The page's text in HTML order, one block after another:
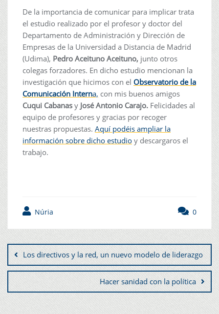
De la importancia de comunicar para implicar trata
el estudio realizado por el profesor y doctor del
Departamento de Administración y Dirección de
Empresas de la Universidad a Distancia de Madrid
(Udima), Pedro Aceituno Aceituno, junto otros
colegas forzadores. En dicho estudio mencionan la
investigación que hicimos con el Observatorio de la
Comunicación Interna, con mis buenos amigos
Cuqui Cabanas y José Antonio Carajo. Felicidades al
equipo de profesores y gracias por recoger
nuestras propuestas. Aquí podéis ampliar la
información sobre dicho estudio y descargaros el
trabajo.
Núria 0
Los directivos y la red, un nuevo modelo de liderazgo
Hacer sanidad con la política